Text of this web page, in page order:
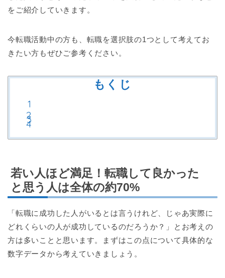
をご紹介していきます。
今転職活動中の方も、転職を選択肢の1つとして考えてお
きたい方もぜひご参考ください。
もくじ
若い人ほど満足！転職して良かった
と思う人は全体の約70%
「転職に成功した人がいるとは言うけれど、じゃあ実際に
どれくらいの人が成功しているのだろうか？」とお考えの
方は多いことと思います。まずはこの点について具体的な
数字データから考えていきましょう。